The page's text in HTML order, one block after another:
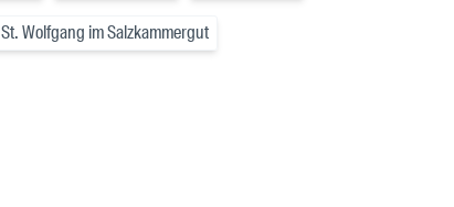
St. Wolfgang im Salzkammergut